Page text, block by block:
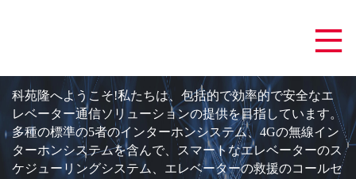
科苑隆へようこそ!私たちは、包括的で効率的で安全なエ
レベーター通信ソリューションの提供を目指しています。
多種の標準の5者のインターホンシステム、4Gの無線イン
ターホンシステムを含んで、スマートなエレベーターのス
ケジューリングシステム、エレベーターの救援のコールセ